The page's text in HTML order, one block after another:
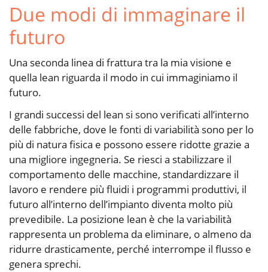
Due modi di immaginare il
futuro
Una seconda linea di frattura tra la mia visione e
quella lean riguarda il modo in cui immaginiamo il
futuro.
I grandi successi del lean si sono verificati all’interno
delle fabbriche, dove le fonti di variabilità sono per lo
più di natura fisica e possono essere ridotte grazie a
una migliore ingegneria. Se riesci a stabilizzare il
comportamento delle macchine, standardizzare il
lavoro e rendere più fluidi i programmi produttivi, il
futuro all’interno dell’impianto diventa molto più
prevedibile. La posizione lean è che la variabilità
rappresenta un problema da eliminare, o almeno da
ridurre drasticamente, perché interrompe il flusso e
genera sprechi.